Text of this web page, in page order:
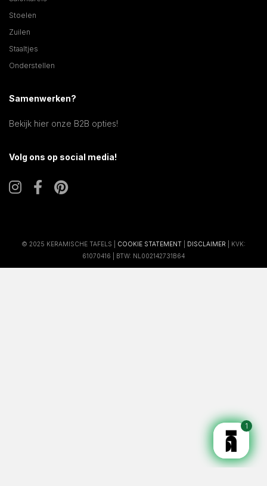
Stoelen
Zuilen
Staaltjes
Onderstellen
Samenwerken?
Bekijk hier onze B2B opties!
Volg ons op social media!
© 2025 KERAMISCHE TAFELS | COOKIE STATEMENT DISCLAIMER | KVK:
61070416 | BTW: NL002142731B64
1